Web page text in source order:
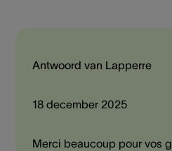
Antwoord van Lapperre
18 december 2025
Merci beaucoup pour vos